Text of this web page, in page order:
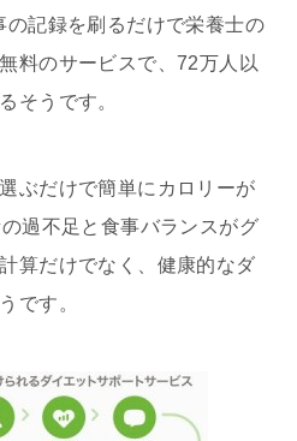
の記録を刷るだけで栄養士の
料のサービスで、72万人以
そうです。
ぶだけで簡単にカロリーが
過不足と食事バランスがグ
算だけでなく、健康的なダ
です。